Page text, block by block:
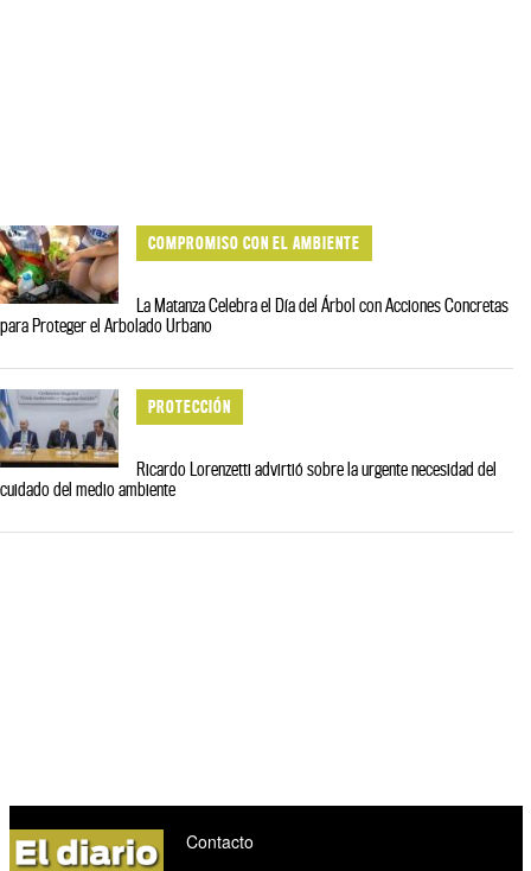
COMPROMISO CON EL AMBIENTE
La Matanza Celebra el Día del Árbol con Acciones Concretas
para Proteger el Arbolado Urbano
PROTECCIÓN
Ricardo Lorenzetti advirtió sobre la urgente necesidad del
cuidado del medio ambiente
Contacto